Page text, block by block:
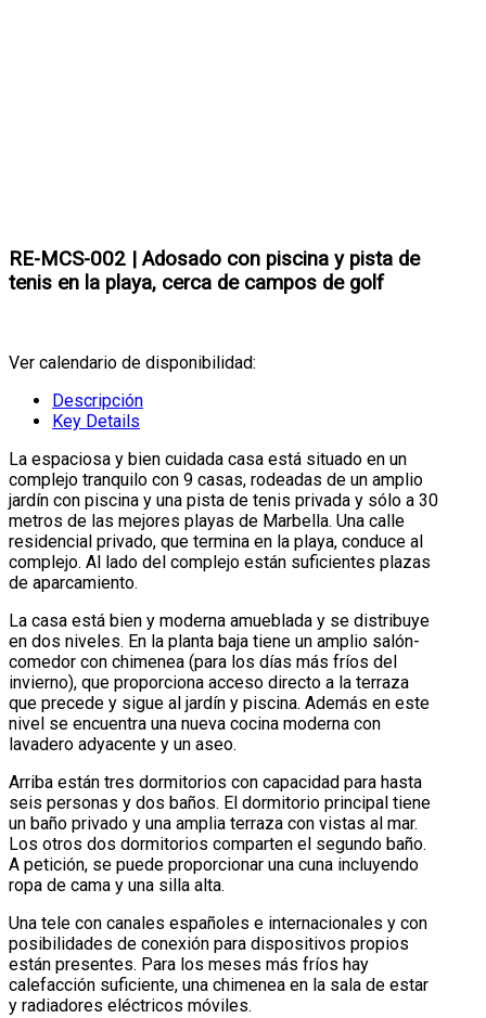
RE-MCS-002 | Adosado con piscina y pista de
tenis en la playa, cerca de campos de golf
Ver calendario de disponibilidad:
Descripción
Key Details
La espaciosa y bien cuidada casa está situado en un
complejo tranquilo con 9 casas, rodeadas de un amplio
jardín con piscina y una pista de tenis privada y sólo a 30
metros de las mejores playas de Marbella. Una calle
residencial privado, que termina en la playa, conduce al
complejo. Al lado del complejo están suficientes plazas
de aparcamiento.
La casa está bien y moderna amueblada y se distribuye
en dos niveles. En la planta baja tiene un amplio salón-
comedor con chimenea (para los días más fríos del
invierno), que proporciona acceso directo a la terraza
que precede y sigue al jardín y piscina. Además en este
nivel se encuentra una nueva cocina moderna con
lavadero adyacente y un aseo.
Arriba están tres dormitorios con capacidad para hasta
seis personas y dos baños. El dormitorio principal tiene
un baño privado y una amplia terraza con vistas al mar.
Los otros dos dormitorios comparten el segundo baño.
A petición, se puede proporcionar una cuna incluyendo
ropa de cama y una silla alta.
Una tele con canales españoles e internacionales y con
posibilidades de conexión para dispositivos propios
están presentes. Para los meses más fríos hay
calefacción suficiente, una chimenea en la sala de estar
y radiadores eléctricos móviles.